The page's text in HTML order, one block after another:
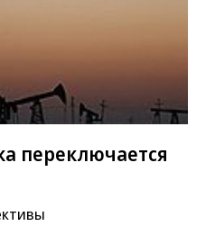
переключается